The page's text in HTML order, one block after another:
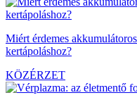
Miért érdemes
kertápoláshoz?
KÖZÉRZET